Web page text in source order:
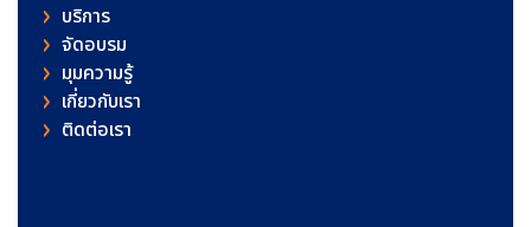
บริการ
จัดอบรม
มุมความรู้
เกี่ยวกับเรา
ติดต่อเรา